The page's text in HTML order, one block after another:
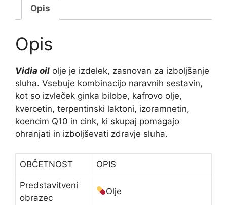
Opis
Opis
Vidia oil olje je izdelek, zasnovan za izboljšanje
sluha. Vsebuje kombinacijo naravnih sestavin,
kot so izvleček ginka bilobe, kafrovo olje,
kvercetin, terpentinski laktoni, izoramnetin,
koencim Q10 in cink, ki skupaj pomagajo
ohranjati in izboljševati zdravje sluha.
OBČETNOST OPIS
Predstavitveni
obrazec
Olje